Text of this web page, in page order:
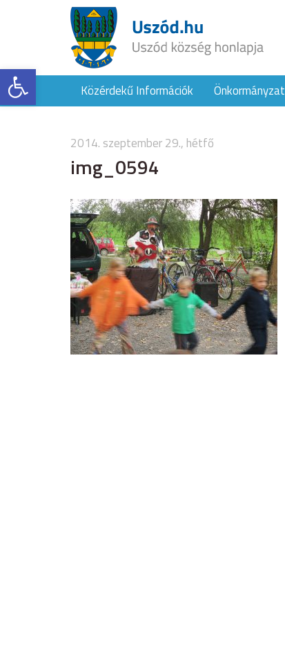
Eszköztár megnyitásaKözérdekű Információk Önkormányzat
2014. szeptember 29., hétfő
img_0594